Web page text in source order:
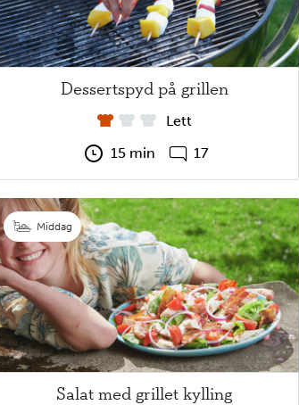
Dessertspyd på grillen
Lett
15 min
17
Middag
Salat med grillet kylling